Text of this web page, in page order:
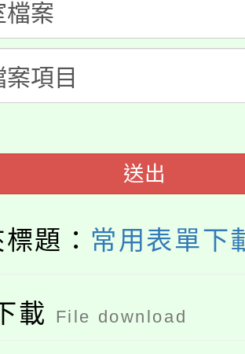
(課)教師甄選結果(
中國文化大學推廣
》溝通分析基
、諮商輔導、社會
苗栗縣政府辦理
」簡章及活動海報
報名參加。
市115學年度學生
園市補助參觀特色
活動實施計畫」
送出
題： 常用表單下
載 File download